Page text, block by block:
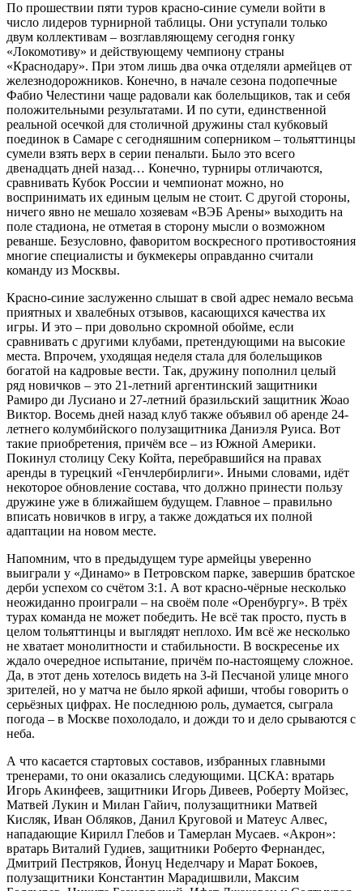
По прошествии пяти туров красно-синие сумели войти в
число лидеров турнирной таблицы. Они уступали только
двум коллективам – возглавляющему сегодня гонку
«Локомотиву» и действующему чемпиону страны
«Краснодару». При этом лишь два очка отделяли армейцев от
железнодорожников. Конечно, в начале сезона подопечные
Фабио Челестини чаще радовали как болельщиков, так и себя
положительными результатами. И по сути, единственной
реальной осечкой для столичной дружины стал кубковый
поединок в Самаре с сегодняшним соперником – тольяттинцы
сумели взять верх в серии пенальти. Было это всего
двенадцать дней назад… Конечно, турниры отличаются,
сравнивать Кубок России и чемпионат можно, но
воспринимать их единым целым не стоит. С другой стороны,
ничего явно не мешало хозяевам «ВЭБ Арены» выходить на
поле стадиона, не отметая в сторону мысли о возможном
реванше. Безусловно, фаворитом воскресного противостояния
многие специалисты и букмекеры оправданно считали
команду из Москвы.
Красно-синие заслуженно слышат в свой адрес немало весьма
приятных и хвалебных отзывов, касающихся качества их
игры. И это – при довольно скромной обойме, если
сравнивать с другими клубами, претендующими на высокие
места. Впрочем, уходящая неделя стала для болельщиков
богатой на кадровые вести. Так, дружину пополнил целый
ряд новичков – это 21-летний аргентинский защитники
Рамиро ди Лусиано и 27-летний бразильский защитник Жоао
Виктор. Восемь дней назад клуб также объявил об аренде 24-
летнего колумбийского полузащитника Даниэля Руиса. Вот
такие приобретения, причём все – из Южной Америки.
Покинул столицу Секу Койта, перебравшийся на правах
аренды в турецкий «Генчлербирлиги». Иными словами, идёт
некоторое обновление состава, что должно принести пользу
дружине уже в ближайшем будущем. Главное – правильно
вписать новичков в игру, а также дождаться их полной
адаптации на новом месте.
Напомним, что в предыдущем туре армейцы уверенно
выиграли у «Динамо» в Петровском парке, завершив братское
дерби успехом со счётом 3:1. А вот красно-чёрные несколько
неожиданно проиграли – на своём поле «Оренбургу». В трёх
турах команда не может победить. Не всё так просто, пусть в
целом тольяттинцы и выглядят неплохо. Им всё же несколько
не хватает монолитности и стабильности. В воскресенье их
ждало очередное испытание, причём по-настоящему сложное.
Да, в этот день хотелось видеть на 3-й Песчаной улице много
зрителей, но у матча не было яркой афиши, чтобы говорить о
серьёзных цифрах. Не последнюю роль, думается, сыграла
погода – в Москве похолодало, и дожди то и дело срываются с
неба.
А что касается стартовых составов, избранных главными
тренерами, то они оказались следующими. ЦСКА: вратарь
Игорь Акинфеев, защитники Игорь Дивеев, Роберту Мойзес,
Матвей Лукин и Милан Гайич, полузащитники Матвей
Кисляк, Иван Обляков, Данил Круговой и Матеус Алвес,
нападающие Кирилл Глебов и Тамерлан Мусаев. «Акрон»:
вратарь Виталий Гудиев, защитники Роберто Фернандес,
Дмитрий Пестряков, Йонуц Неделчару и Марат Бокоев,
полузащитники Константин Марадишвили, Максим